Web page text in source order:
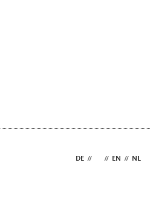
DE // // EN // NL